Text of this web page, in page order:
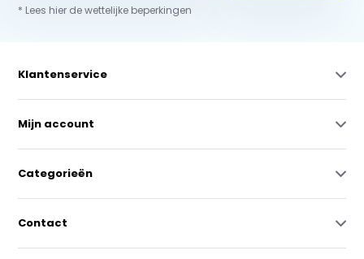
* Lees hier de wettelijke beperkingen
Klantenservice
Mijn account
Categorieën
Contact